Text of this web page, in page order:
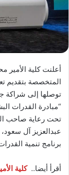
أعلنت كلية الأمير
المتخصصة بتقديم
توصلها إلى شراكة
تحت رعاية صاحب
عبدالعزيز آل
برنامج تنمية القدرات
أقرأ أيضا.. كلية